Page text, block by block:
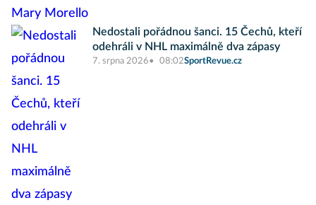
Nedostali pořádnou šanci. 15 Čechů, kteří
odehráli v NHL maximálně dva zápasy
7. srpna 2026 08:02SportRevue.cz